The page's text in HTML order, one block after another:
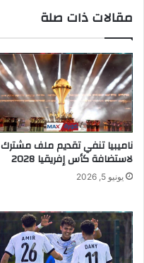
مقالات ذات صلة
ناميبيا تنفي تقديم ملف مشترك
لاستضافة كأس إفريقيا 2028
يونيو 5, 2026